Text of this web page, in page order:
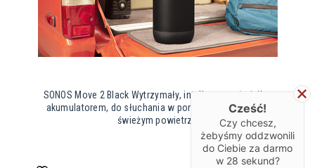
SONOS Move 2 Black Wytrzymały, inteligentny głośnik z
akumulatorem, do słuchania w pomieszczeniach i na
świeżym powietrzu
Cześć!
Czy chcesz,
żebyśmy oddzwonili
do Ciebie za darmo
w 28 sekund?